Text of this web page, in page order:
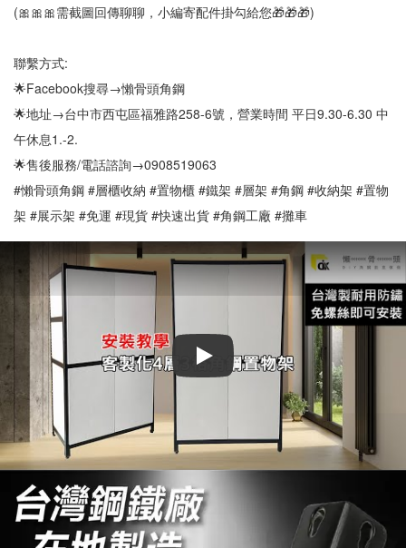
(🎀🎀🎀需截圖回傳聊聊，小編寄配件掛勾給您🎁🎁🎁)
聯繫方式:
🌟Facebook搜尋→懶骨頭角鋼
🌟地址→台中市西屯區福雅路258-6號，營業時間 平日9.30-6.30 中
午休息1.-2.
🌟售後服務/電話諮詢→0908519063
#懶骨頭角鋼 #層櫃收納 #置物櫃 #鐵架 #層架 #角鋼 #收納架 #置物
架 #展示架 #免運 #現貨 #快速出貨 #角鋼工廠 #攤車
Play